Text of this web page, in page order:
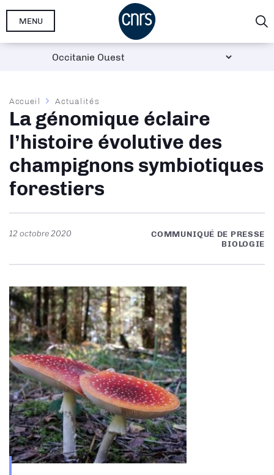
Aller
MENU
Fil
d'Ariane
Accueil Actualités
La génomique éclaire
l’histoire évolutive des
champignons symbiotiques
forestiers
12 octobre 2020
COMMUNIQUÉ DE PRESSE
BIOLOGIE